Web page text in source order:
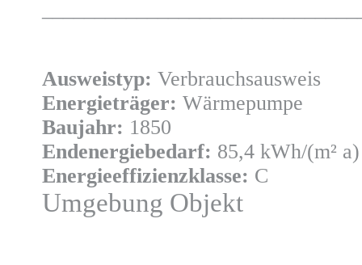
Ausweistyp: Verbrauchsausweis
Energieträger: Wärmepumpe
Baujahr: 1850
Endenergiebedarf: 85,4 kWh/(m² a)
Energieeffizienzklasse: C
Umgebung Objekt